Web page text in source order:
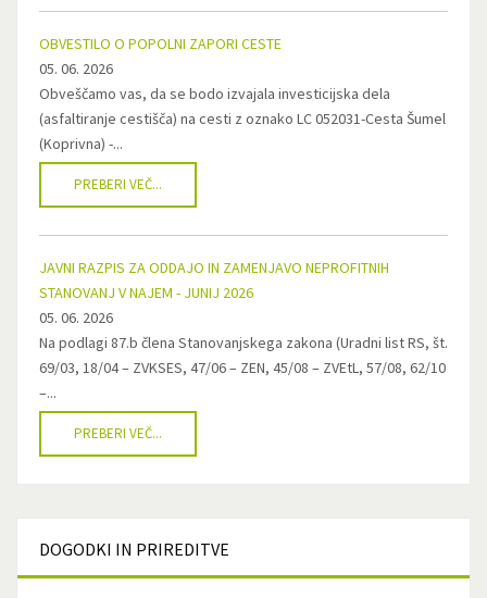
OBVESTILO O POPOLNI ZAPORI CESTE
05. 06. 2026
Obveščamo vas, da se bodo izvajala investicijska dela
(asfaltiranje cestišča) na cesti z oznako LC 052031-Cesta Šumel
(Koprivna) -...
PREBERI VEČ...
JAVNI RAZPIS ZA ODDAJO IN ZAMENJAVO NEPROFITNIH
STANOVANJ V NAJEM - JUNIJ 2026
05. 06. 2026
Na podlagi 87.b člena Stanovanjskega zakona (Uradni list RS, št.
69/03, 18/04 – ZVKSES, 47/06 – ZEN, 45/08 – ZVEtL, 57/08, 62/10
–...
PREBERI VEČ...
DOGODKI IN PRIREDITVE